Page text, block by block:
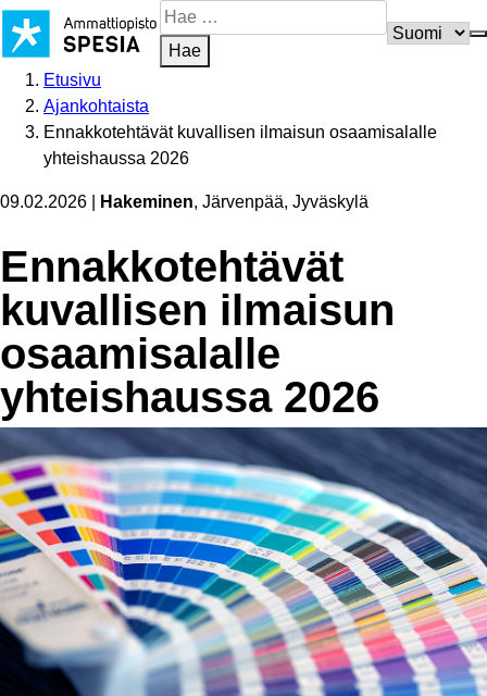
Siirry
sisältöön
Hae
sivustosta
Hae
Etusivu
Ajankohtaista
Ennakkotehtävät kuvallisen ilmaisun osaamisalalle
yhteishaussa 2026
09.02.2026 Hakeminen, Järvenpää, Jyväskylä
Ennak­ko­teh­tävät
kuvallisen ilmaisun
osaamisalalle
yhteishaussa 2026